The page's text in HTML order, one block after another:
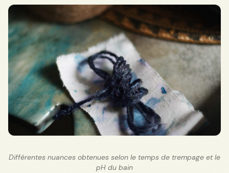
Différentes nuances obtenues selon le temps de trempage et le
pH du bain